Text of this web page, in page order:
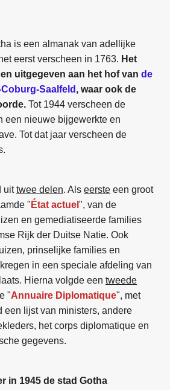
is een almanak van adellijke
eerst verscheen in 1763. Het
uitgegeven aan het hof van de
Saalfeld , waar ook de
Tot 1944 verscheen de
een nieuwe bijgewerkte en
Tot dat jaar verscheen de
uittwee delen. Als eerste een groot
" État actuel ", van de
en gemediatiseerde families
Rijk der Duitse Natie. Ook
prinselijke families en
in een speciale afdeling van
Hierna volgde een tweede
"Annuaire Diplomatique", met
een lijst van ministers, andere
het corps diplomatique en
gegevens.
in 1945 de stad Gotha